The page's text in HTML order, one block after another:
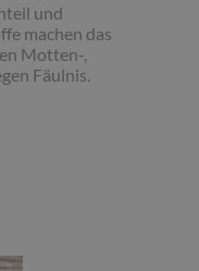
und
machen das
Motten-,
Fäulnis.